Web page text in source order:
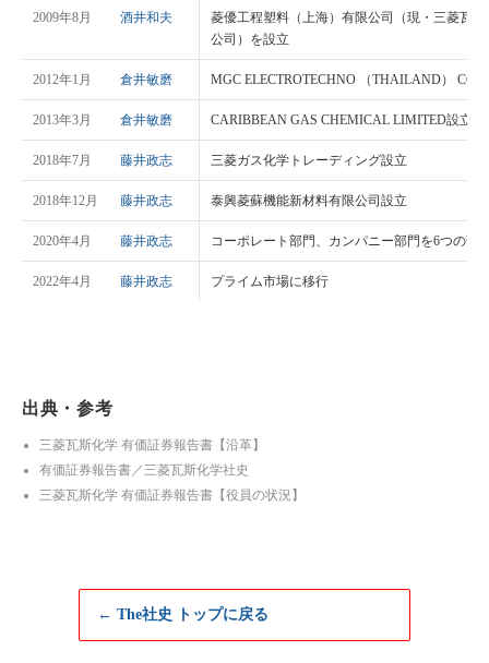
2009年8月 酒井和夫
菱優工程塑料（上海）有限公司（現・三菱瓦
公司）を設立
2012年1月 倉井敏磨 MGC ELECTROTECHNO （THAILAND） CO.,
2013年3月 倉井敏磨 CARIBBEAN GAS CHEMICAL LIMITED設立
2018年7月 藤井政志 三菱ガス化学トレーディング設立
2018年12月 藤井政志 泰興菱蘇機能新材料有限公司設立
2020年4月 藤井政志 コーポレート部門、カンパニー部門を6つの部
2022年4月 藤井政志 プライム市場に移行
出典・参考
三菱瓦斯化学 有価証券報告書【沿革】
有価証券報告書／三菱瓦斯化学社史
三菱瓦斯化学 有価証券報告書【役員の状況】
← The社史 トップに戻る